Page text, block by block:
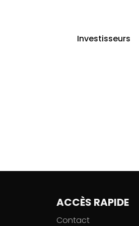
Investisseurs
ACCÈS RAPIDE
Contact